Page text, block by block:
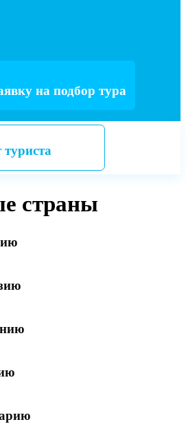
на подбор тура
страны